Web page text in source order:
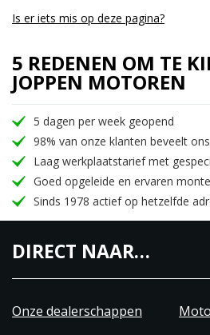
Is er iets mis op deze pagina?
5 REDENEN OM TE
JOPPEN MOTOREN
5 dagen per week geopend
98% van onze klanten beveelt
Laag werkplaatstarief met
Goed opgeleide en ervaren
Sinds 1978 actief op hetzelfde
DIRECT NAAR…
Onze dealerschappen